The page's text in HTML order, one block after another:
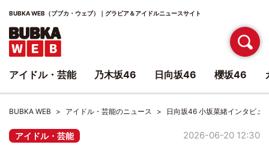
BUBKA WEB（ブブカ・ウェブ）｜グラビア＆アイドルニュースサイト
BUBKA WEB アイドル・芸能のニュース 日向坂46 小坂菜緒インタビュ
アイドル・芸能 2026-06-20 12:30
アイドル・芸能 乃木坂46 日向坂46 櫻坂46